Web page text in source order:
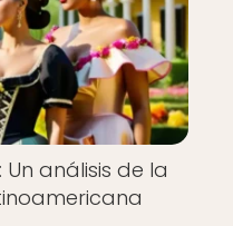
análisis de la